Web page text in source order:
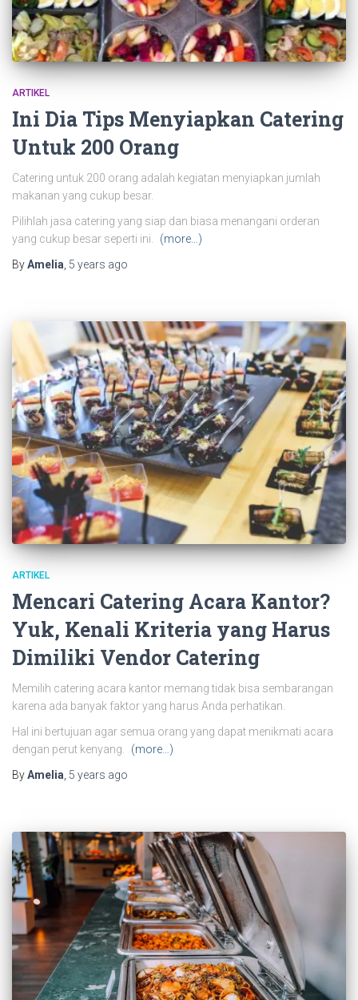
ARTIKEL
Ini Dia Tips Menyiapkan Catering
Untuk 200 Orang
Catering untuk 200 orang adalah kegiatan menyiapkan jumlah
makanan yang cukup besar.
Pilihlah jasa catering yang siap dan biasa menangani orderan
yang cukup besar seperti ini.
(more…)
ByAmelia 5 years ago
ARTIKEL
Mencari Catering Acara Kantor?
Yuk, Kenali Kriteria yang Harus
Dimiliki Vendor Catering
Memilih catering acara kantor memang tidak bisa sembarangan
karena ada banyak faktor yang harus Anda perhatikan.
Hal ini bertujuan agar semua orang yang dapat menikmati acara
dengan perut kenyang.
(more…)
ByAmelia, 5 years ago